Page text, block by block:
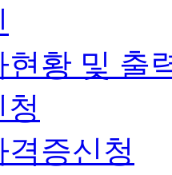
현황 및 출
격증신청